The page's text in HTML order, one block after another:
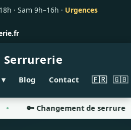
· Sam 9h–16h · Urgences
Serrurerie
Blog Contact 🇫🇷 🇬🇧
🔑 Changement de serrure